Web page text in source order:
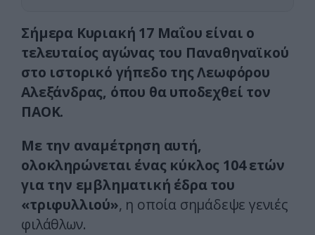
Σήμερα Κυριακή 17 Μαΐου είναι ο
τελευταίος αγώνας του Παναθηναϊκού
στο ιστορικό γήπεδο της Λεωφόρου
Αλεξάνδρας, όπου θα υποδεχθεί τον
ΠΑΟΚ.
Με την αναμέτρηση αυτή,
ολοκληρώνεται ένας κύκλος 104 ετών
για την εμβληματική έδρα του
«τριφυλλιού», η οποία σημάδεψε γενιές
φιλάθλων.